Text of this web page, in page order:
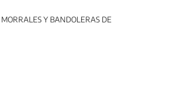
MORRALES Y BANDOLERAS DE